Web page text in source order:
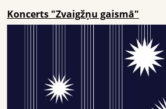
Koncerts "Zvaigžņu gaismā"